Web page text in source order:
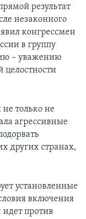
результат
незаконного
конгрессмен
в группу
– уважению
целостности
не только не
агрессивные
других странах,
установленные
включения
против